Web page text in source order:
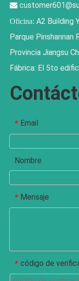

Oficina: A2 Building
Parque Pinshannan
Provincia Jiangsu
Fábrica: El 5to
* Email
Nombre
* Mensaje
* código de